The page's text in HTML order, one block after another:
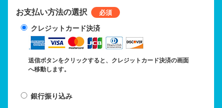
お支払い方法の選択
クレジットカード決済
送信ボタンをクリックすると、クレジットカード決済の画面
へ移動します。
銀行振り込み